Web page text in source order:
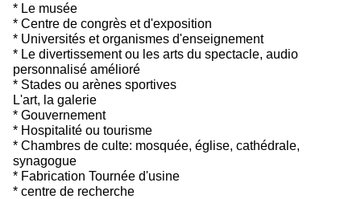
* Le musée
* Centre de congrès et d'exposition
* Universités et organismes d'enseignement
* Le divertissement ou les arts du spectacle, audio
personnalisé amélioré
* Stades ou arènes sportives
L'art, la galerie
* Gouvernement
* Hospitalité ou tourisme
* Chambres de culte: mosquée, église, cathédrale,
synagogue
* Fabrication Tournée d'usine
* centre de recherche